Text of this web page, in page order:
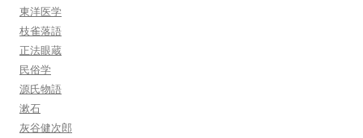
東洋医学
枝雀落語
正法眼蔵
民俗学
源氏物語
漱石
灰谷健次郎